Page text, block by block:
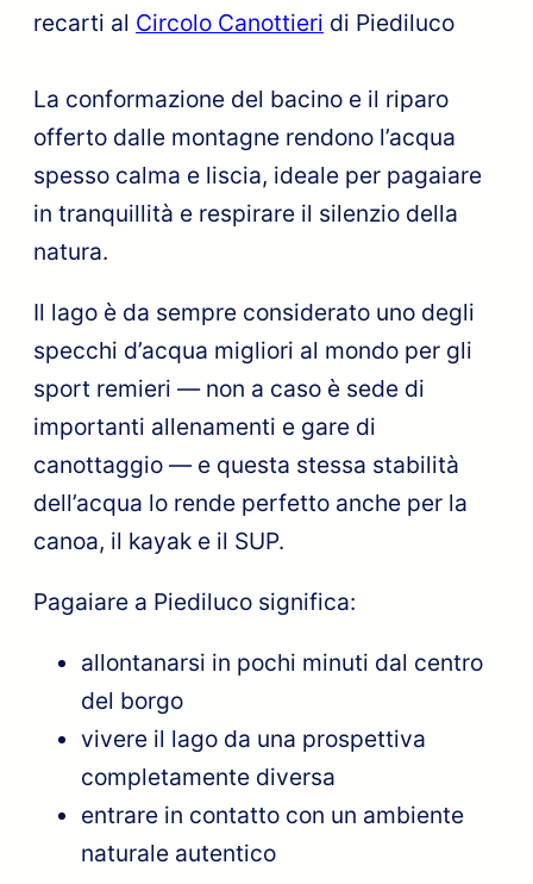
recarti al Circolo Canottieri di Piediluco
La conformazione del bacino e il riparo
offerto dalle montagne rendono l’acqua
spesso calma e liscia, ideale per pagaiare
in tranquillità e respirare il silenzio della
natura.
Il lago è da sempre considerato uno degli
specchi d’acqua migliori al mondo per gli
sport remieri — non a caso è sede di
importanti allenamenti e gare di
canottaggio — e questa stessa stabilità
dell’acqua lo rende perfetto anche per la
canoa, il kayak e il SUP.
Pagaiare a Piediluco significa:
allontanarsi in pochi minuti dal centro
del borgo
vivere il lago da una prospettiva
completamente diversa
entrare in contatto con un ambiente
naturale autentico